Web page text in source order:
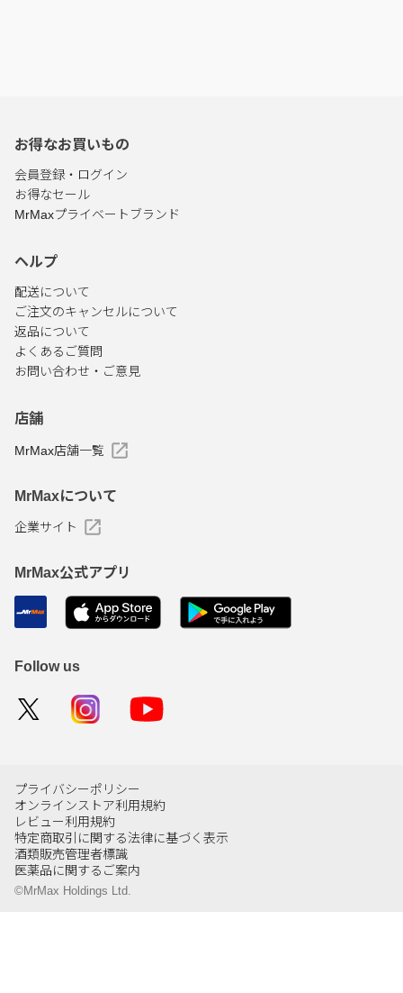
お得なお買いもの
会員登録・ログイン
お得なセール
MrMaxプライベートブランド
ヘルプ
配送について
ご注文のキャンセルについて
返品について
よくあるご質問
お問い合わせ・ご意見
店舗
MrMax店舗一覧
MrMaxについて
企業サイト
MrMax公式アプリ
Follow us
プライバシーポリシー
オンラインストア利用規約
レビュー利用規約
特定商取引に関する法律に基づく表示
酒類販売管理者標識
医薬品に関するご案内
©MrMax Holdings Ltd.